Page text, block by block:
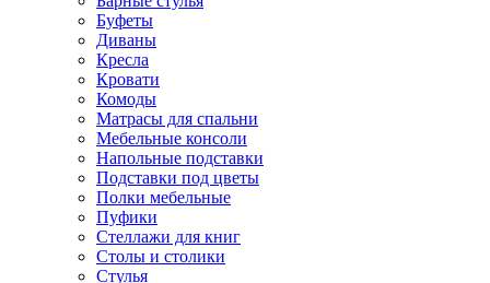
Буфеты
Диваны
Кресла
Кровати
Комоды
Матрасы для спальни
Мебельные консоли
Напольные подставки
Подставки под цветы
Полки мебельные
Пуфики
Стеллажи для книг
Столы и столики
Стулья